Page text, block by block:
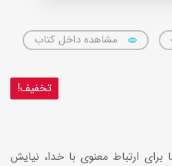
مشاهده داخل کتاب
تخفیف!
برای ارتباط معنوی با خدا، نیایش